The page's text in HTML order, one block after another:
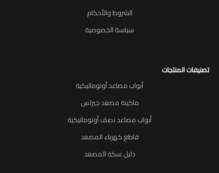
الشروط والأحكام
سياسة الخصوصية
تصنيفات المنتجات
أبواب مصاعد أوتوماتيكية
ماكينة مصعد جيرلس
أبواب مصاعد نصف أوتوماتيكية
قاطع كهرباء المصعد
دليل سكة المصعد